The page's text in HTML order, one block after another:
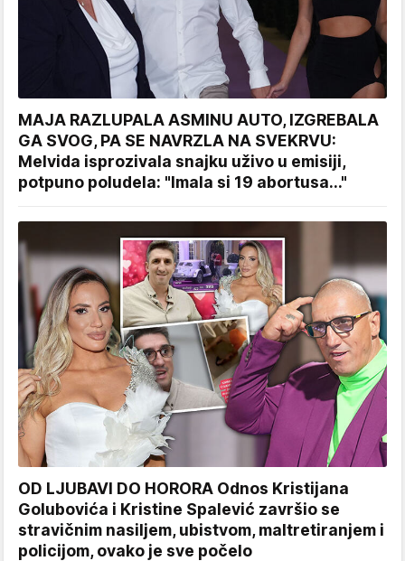
MAJA RAZLUPALA ASMINU AUTO, IZGREBALA
GA SVOG, PA SE NAVRZLA NA SVEKRVU:
Melvida isprozivala snajku uživo u emisiji,
potpuno poludela: "Imala si 19 abortusa..."
OD LJUBAVI DO HORORA Odnos Kristijana
Golubovića i Kristine Spalević završio se
stravičnim nasiljem, ubistvom, maltretiranjem i
policijom, ovako je sve počelo